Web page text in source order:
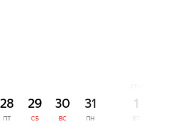
28
ПТ
29
СБ
30
ВС
31
ПН
1
ВТ